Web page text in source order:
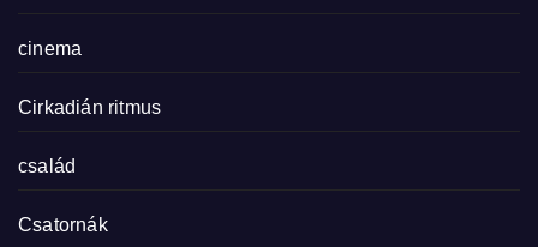
cinema
Cirkadián ritmus
család
Csatornák